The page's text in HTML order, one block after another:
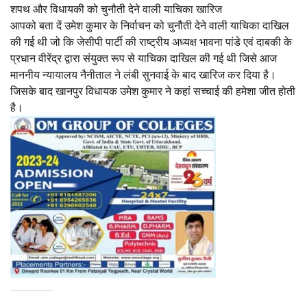
शपथ और विधायकी को चुनौती देने वाली याचिका खारिज
आपको बता दें उमेश कुमार के निर्वाचन को चुनौती देने वाली याचिका दाखिल
की गई थी जो कि जेसीपी पार्टी की राष्ट्रीय अध्यक्ष भावना पांडे एवं दाबकी के
प्रधान वीरेंद्र द्वारा संयुक्त रूप से याचिका दाखिल की गई थी जिसे आज
माननीय न्यायालय नैनीताल ने लंबी सुनवाई के बाद खारिज कर दिया है।
जिसके बाद खानपुर विधायक उमेश कुमार ने कहां सच्चाई की हमेशा जीत होती
है।